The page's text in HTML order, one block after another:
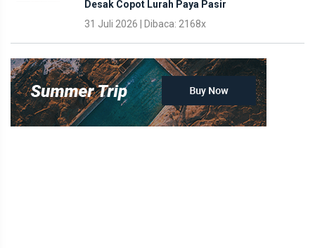
Desak Copot Lurah Paya Pasir
31 Juli 2026 | Dibaca: 2168x